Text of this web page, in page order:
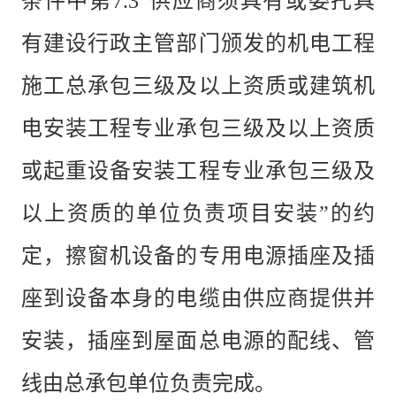
有建设行政主管部门颁发的机电工程
施工总承包三级及以上资质或建筑机
电安装工程专业承包三级及以上资质
或起重设备安装工程专业承包三级及
以上资质的单位负责项目安装”的约
定，擦窗机设备的专用电源插座及插
座到设备本身的电缆由供应商提供并
安装，插座到屋面总电源的配线、管
线由总承包单位负责完成。